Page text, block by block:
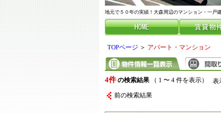
地元で５０年の実績！大森周辺のマンション・一戸
TOPページ ＞ アパート・マンション
4件 の検索結果（ 1 〜 4 件を表示） 表
前の検索結果